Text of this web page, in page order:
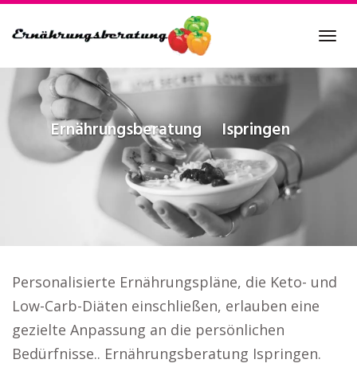
to
content
Ernährungsberatung Ispringen
Personalisierte Ernährungspläne, die Keto- und
Low-Carb-Diäten einschließen, erlauben eine
gezielte Anpassung an die persönlichen
Bedürfnisse.. Ernährungsberatung Ispringen.